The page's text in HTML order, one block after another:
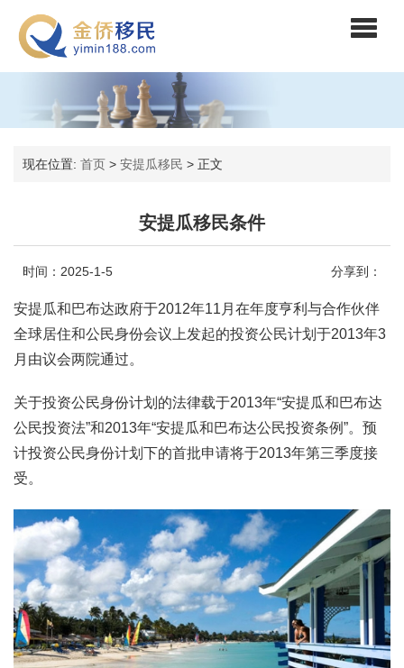
现在位置: 首页 > 安提瓜移民 > 正文
安提瓜移民条件
时间：2025-1-5 分享到：
安提瓜和巴布达政府于2012年11月在年度亨利与合作伙伴
全球居住和公民身份会议上发起的投资公民计划于2013年3
月由议会两院通过。
关于投资公民身份计划的法律载于2013年“安提瓜和巴布达
公民投资法”和2013年“安提瓜和巴布达公民投资条例”。预
计投资公民身份计划下的首批申请将于2013年第三季度接
受。